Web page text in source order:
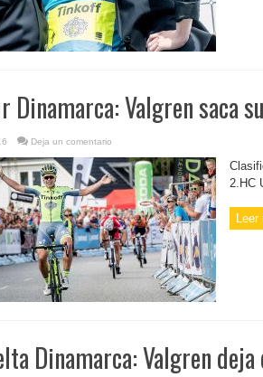
Dinamarca: Valgren saca
Deja un comentario
2.HC
Leer
Dinamarca: Valgren